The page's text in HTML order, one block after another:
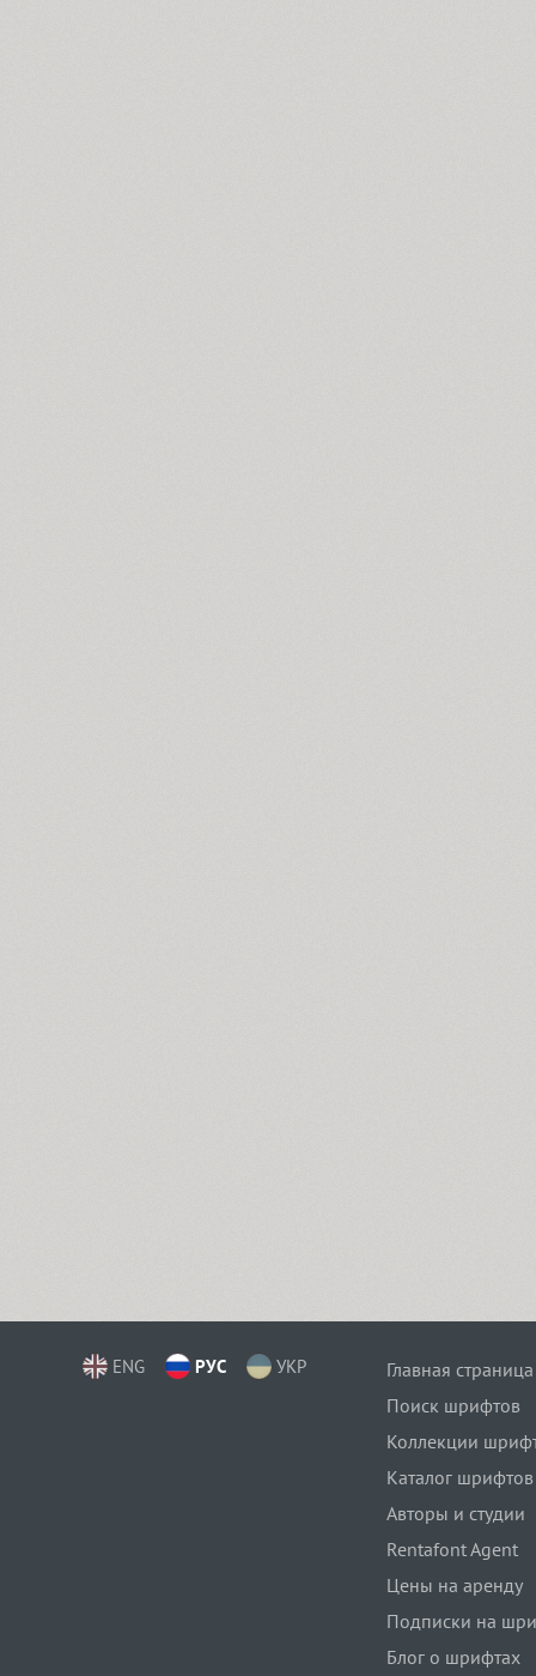
ENG РУС УКР
Главная страница
Поиск шрифтов
Коллекции
Каталог шрифтов
Авторы и студии
Rentafont Agent
Цены на аренду
Подписки на
Блог о шрифтах